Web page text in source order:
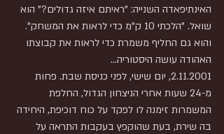
האינתיפאדה השנייה: "ראיתם איזה גדולים?" הוא
שואל. "הלכתי 10 ק"מ כדי לראות את המשחק".
והוא גם החליף משמרת כדי לראות את קבוצתו
האהודה עושה היסטוריה...
2.11.2001, יום שישי, לפני כניסת שבת. פחות
מ-24 שעות אחרי הניצחון הגדול, החלפת
המשמרות זימנה לו לפקד על כוח דוכיפת, היחידה
בה שירת, בעת שהוקפץ בעקבות התראה על